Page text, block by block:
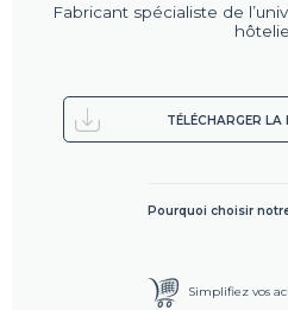
Fabricant spécialiste de
TÉLÉCHARGER
Pourquoi choisir
Simplifiez vos